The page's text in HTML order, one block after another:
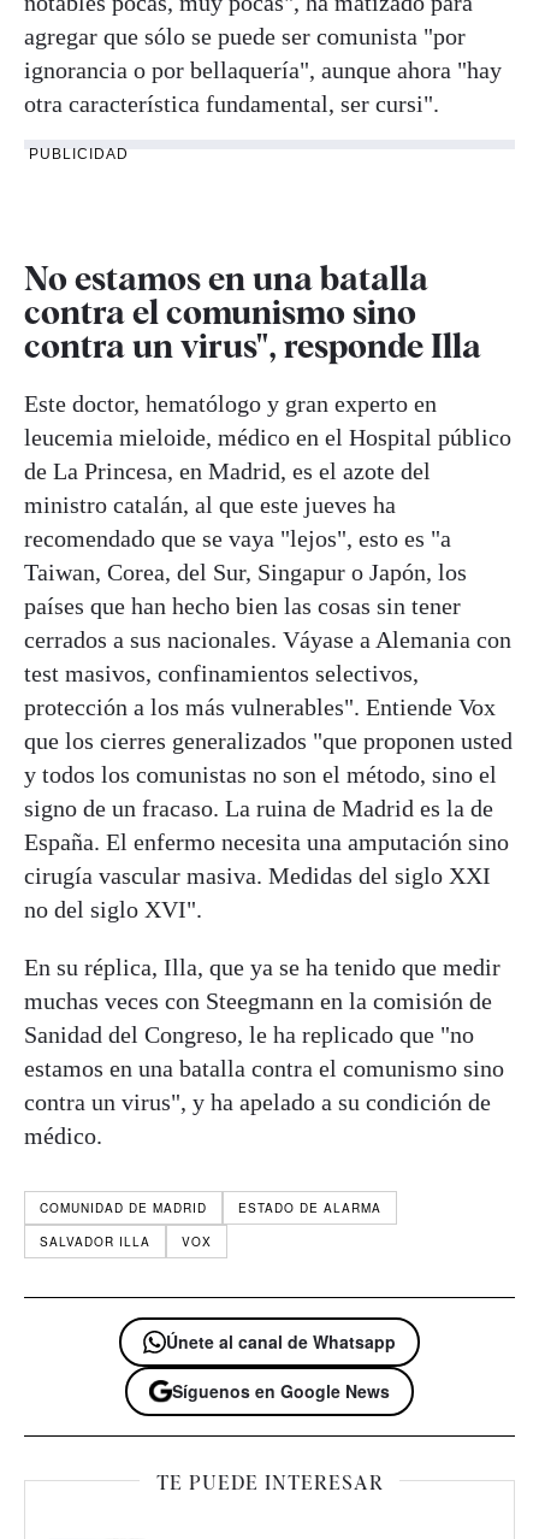
agregar que sólo se puede ser comunista "por
ignorancia o por bellaquería", aunque ahora "hay
otra característica fundamental, ser cursi".
PUBLICIDAD
No estamos en una batalla
contra el comunismo sino
contra un virus", responde Illa
Este doctor, hematólogo y gran experto en
leucemia mieloide, médico en el Hospital público
de La Princesa, en Madrid, es el azote del
ministro catalán, al que este jueves ha
recomendado que se vaya "lejos", esto es "a
Taiwan, Corea, del Sur, Singapur o Japón, los
países que han hecho bien las cosas sin tener
cerrados a sus nacionales. Váyase a Alemania con
test masivos, confinamientos selectivos,
protección a los más vulnerables". Entiende Vox
que los cierres generalizados "que proponen usted
y todos los comunistas no son el método, sino el
signo de un fracaso. La ruina de Madrid es la de
España. El enfermo necesita una amputación sino
cirugía vascular masiva. Medidas del siglo XXI
no del siglo XVI".
En su réplica, Illa, que ya se ha tenido que medir
muchas veces con Steegmann en la comisión de
Sanidad del Congreso, le ha replicado que "no
estamos en una batalla contra el comunismo sino
contra un virus", y ha apelado a su condición de
médico.
COMUNIDAD DE MADRID
ESTADO DE ALARMA
SALVADOR ILLA
VOX
Únete al canal de Whatsapp
Síguenos en Google News
TE PUEDE INTERESAR